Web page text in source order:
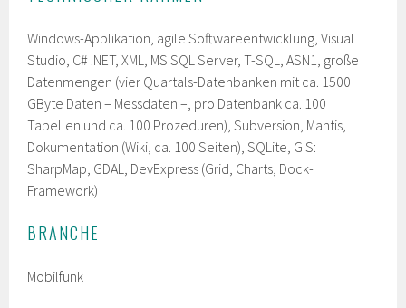
Windows-Applikation, agile Softwareentwicklung, Visual
Studio, C# .NET, XML, MS SQL Server, T-SQL, ASN1, große
Datenmengen (vier Quartals-Datenbanken mit ca. 1500
GByte Daten – Messdaten –, pro Datenbank ca. 100
Tabellen und ca. 100 Prozeduren), Subversion, Mantis,
Dokumentation (Wiki, ca. 100 Seiten), SQLite, GIS:
SharpMap, GDAL, DevExpress (Grid, Charts, Dock-
Framework)
BRANCHE
Mobilfunk